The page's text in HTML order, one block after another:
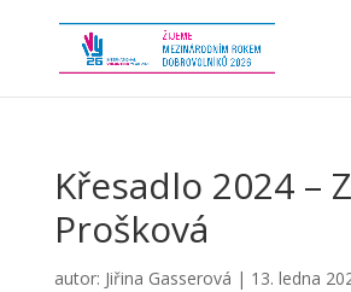
Křesadlo 2024 –
Prošková
autor: Jiřina Gasserová | 13. ledna